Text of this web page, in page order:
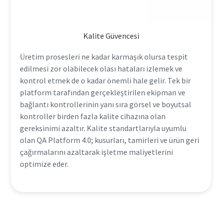
Kalite Güvencesi
Üretim prosesleri ne kadar karmaşık olursa tespit
edilmesi zor olabilecek olası hataları izlemek ve
kontrol etmek de o kadar önemli hale gelir. Tek bir
platform tarafından gerçekleştirilen ekipman ve
bağlantı kontrollerinin yanı sıra görsel ve boyutsal
kontroller birden fazla kalite cihazına olan
gereksinimi azaltır. Kalite standartlarıyla uyumlu
olan QA Platform 4.0; kusurları, tamirleri ve ürün geri
çağırmalarını azaltarak işletme maliyetlerini
optimize eder.